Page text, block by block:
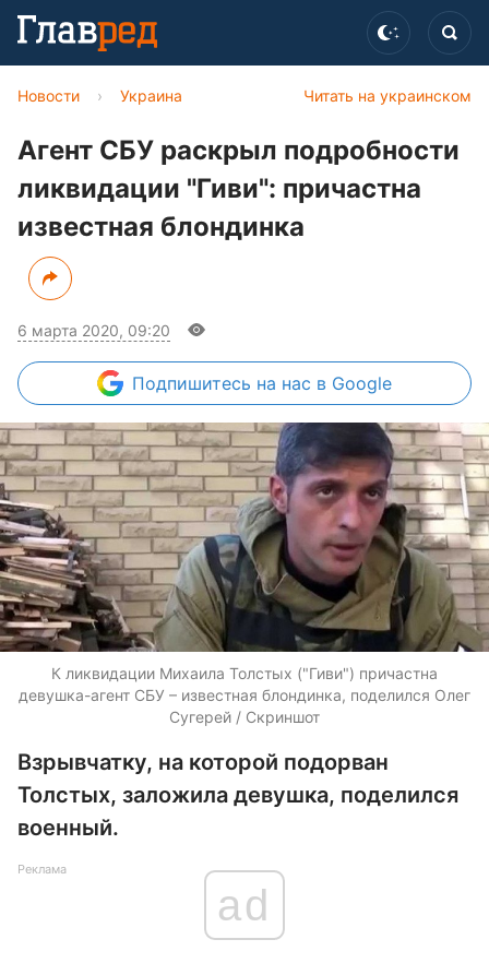
Читать на украинском
Новости › Украина
Агент СБУ раскрыл подробности
ликвидации "Гиви": причастна
известная блондинка
6 марта 2020, 09:20
Подпишитесь на нас в Google
К ликвидации Михаила Толстых ("Гиви") причастна
девушка-агент СБУ – известная блондинка, поделился Олег
Сугерей / Скриншот
Взрывчатку, на которой подорван
Толстых, заложила девушка, поделился
военный.
Реклама
ad